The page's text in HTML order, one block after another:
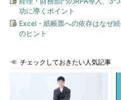
長期勤続によるキャリア形
期間の定めのない労働契約
合
働者数が相当程度少ない特
芸術・芸能の分野における
功に導くポイント
Excel・紙帳票への依存はなぜ
のヒント
チェックしておきたい人気記事